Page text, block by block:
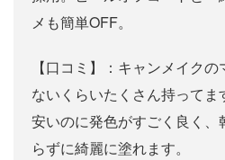
メも簡単OFF。
【口コミ】：キャンメイク
ないくらいたくさん持ってま
安いのに発色がすごく良く
らずに綺麗に塗れます。